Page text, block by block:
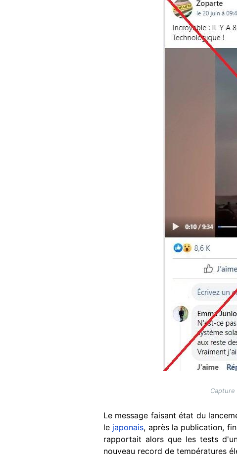
Le message faisant état du
le japonais, après la publication,
rapportait alors que les tests
nouveau record de températures